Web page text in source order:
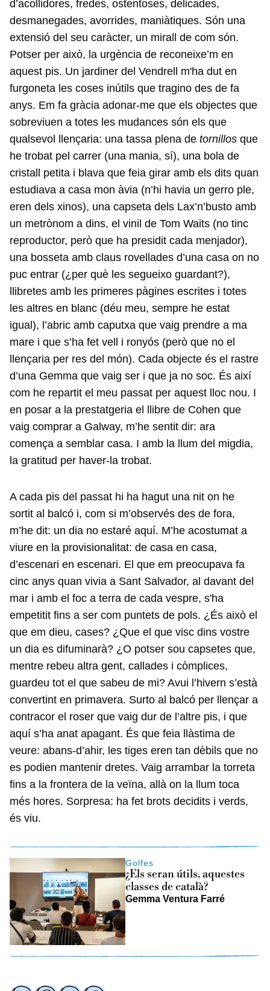
d’acollidores, fredes, ostentoses, delicades,
desmanegades, avorrides, maniàtiques. Són una
extensió del seu caràcter, un mirall de com són.
Potser per això, la urgència de reconeixe’m en
aquest pis. Un jardiner del Vendrell m'ha dut en
furgoneta les coses inútils que tragino des de fa
anys. Em fa gràcia adonar-me que els objectes que
sobreviuen a totes les mudances són els que
qualsevol llençaria: una tassa plena de tornillos que
he trobat pel carrer (una mania, sí), una bola de
cristall petita i blava que feia girar amb els dits quan
estudiava a casa mon àvia (n’hi havia un gerro ple,
eren dels xinos), una capseta dels Lax’n’busto amb
un metrònom a dins, el vinil de Tom Waits (no tinc
reproductor, però que ha presidit cada menjador),
una bosseta amb claus rovellades d’una casa on no
puc entrar (¿per què les segueixo guardant?),
llibretes amb les primeres pàgines escrites i totes
les altres en blanc (déu meu, sempre he estat
igual), l’abric amb caputxa que vaig prendre a ma
mare i que s’ha fet vell i ronyós (però que no el
llençaria per res del món). Cada objecte és el rastre
d’una Gemma que vaig ser i que ja no soc. És així
com he repartit el meu passat per aquest lloc nou. I
en posar a la prestatgeria el llibre de Cohen que
vaig comprar a Galway, m’he sentit dir: ara
comença a semblar casa. I amb la llum del migdia,
la gratitud per haver-la trobat.
A cada pis del passat hi ha hagut una nit on he
sortit al balcó i, com si m’observés des de fora,
m’he dit: un dia no estaré aquí. M’he acostumat a
viure en la provisionalitat: de casa en casa,
d’escenari en escenari. El que em preocupava fa
cinc anys quan vivia a Sant Salvador, al davant del
mar i amb el foc a terra de cada vespre, s'ha
empetitit fins a ser com puntets de pols. ¿És això el
que em dieu, cases? ¿Que el que visc dins vostre
un dia es difuminarà? ¿O potser sou capsetes que,
mentre rebeu altra gent, callades i còmplices,
guardeu tot el que sabeu de mi? Avui l’hivern s’està
convertint en primavera. Surto al balcó per llençar a
contracor el roser que vaig dur de l’altre pis, i que
aquí s’ha anat apagant. És que feia llàstima de
veure: abans-d’ahir, les tiges eren tan dèbils que no
es podien mantenir dretes. Vaig arrambar la torreta
fins a la frontera de la veïna, allà on la llum toca
més hores. Sorpresa: ha fet brots decidits i verds,
és viu.
Golfes
¿Els seran útils, aquestes
classes de català?
Gemma Ventura Farré